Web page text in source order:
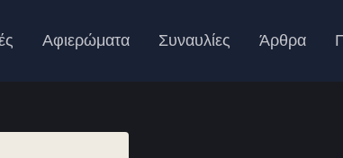
Αφιερώματα Συναυλίες Άρθρα